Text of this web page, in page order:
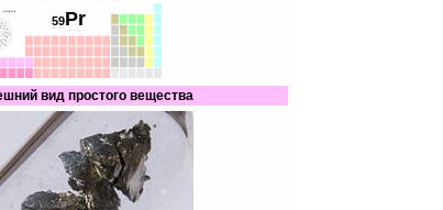
59Pr
вид простого вещества